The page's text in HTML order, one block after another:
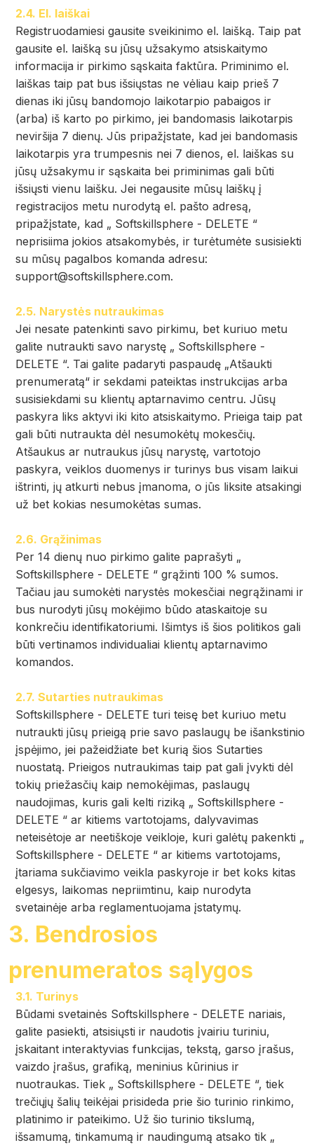
2.4. El. laiškai
Registruodamiesi gausite sveikinimo el. laišką. Taip pat
gausite el. laišką su jūsų užsakymo atsiskaitymo
informacija ir pirkimo sąskaita faktūra. Priminimo el.
laiškas taip pat bus išsiųstas ne vėliau kaip prieš 7
dienas iki jūsų bandomojo laikotarpio pabaigos ir
(arba) iš karto po pirkimo, jei bandomasis laikotarpis
neviršija 7 dienų. Jūs pripažįstate, kad jei bandomasis
laikotarpis yra trumpesnis nei 7 dienos, el. laiškas su
jūsų užsakymu ir sąskaita bei priminimas gali būti
išsiųsti vienu laišku. Jei negausite mūsų laiškų į
registracijos metu nurodytą el. pašto adresą,
pripažįstate, kad „ Softskillsphere - DELETE “
neprisiima jokios atsakomybės, ir turėtumėte susisiekti
su mūsų pagalbos komanda adresu:
support@softskillsphere.com.
2.5. Narystės nutraukimas
Jei nesate patenkinti savo pirkimu, bet kuriuo metu
galite nutraukti savo narystę „ Softskillsphere -
DELETE “. Tai galite padaryti paspaudę „Atšaukti
prenumeratą“ ir sekdami pateiktas instrukcijas arba
susisiekdami su klientų aptarnavimo centru. Jūsų
paskyra liks aktyvi iki kito atsiskaitymo. Prieiga taip pat
gali būti nutraukta dėl nesumokėtų mokesčių.
Atšaukus ar nutraukus jūsų narystę, vartotojo
paskyra, veiklos duomenys ir turinys bus visam laikui
ištrinti, jų atkurti nebus įmanoma, o jūs liksite atsakingi
už bet kokias nesumokėtas sumas.
2.6. Grąžinimas
Per 14 dienų nuo pirkimo galite paprašyti „
Softskillsphere - DELETE “ grąžinti 100 % sumos.
Tačiau jau sumokėti narystės mokesčiai negrąžinami ir
bus nurodyti jūsų mokėjimo būdo ataskaitoje su
konkrečiu identifikatoriumi. Išimtys iš šios politikos gali
būti vertinamos individualiai klientų aptarnavimo
komandos.
2.7. Sutarties nutraukimas
Softskillsphere - DELETE turi teisę bet kuriuo metu
nutraukti jūsų prieigą prie savo paslaugų be išankstinio
įspėjimo, jei pažeidžiate bet kurią šios Sutarties
nuostatą. Prieigos nutraukimas taip pat gali įvykti dėl
tokių priežasčių kaip nemokėjimas, paslaugų
naudojimas, kuris gali kelti riziką „ Softskillsphere -
DELETE “ ar kitiems vartotojams, dalyvavimas
neteisėtoje ar neetiškoje veikloje, kuri galėtų pakenkti „
Softskillsphere - DELETE “ ar kitiems vartotojams,
įtariama sukčiavimo veikla paskyroje ir bet koks kitas
elgesys, laikomas nepriimtinu, kaip nurodyta
svetainėje arba reglamentuojama įstatymų.
3. Bendrosios
prenumeratos sąlygos
3.1. Turinys
Būdami svetainės Softskillsphere - DELETE nariais,
galite pasiekti, atsisiųsti ir naudotis įvairiu turiniu,
įskaitant interaktyvias funkcijas, tekstą, garso įrašus,
vaizdo įrašus, grafiką, meninius kūrinius ir
nuotraukas. Tiek „ Softskillsphere - DELETE “, tiek
trečiųjų šalių teikėjai prisideda prie šio turinio rinkimo,
platinimo ir pateikimo. Už šio turinio tikslumą,
išsamumą, tinkamumą ir naudingumą atsako tik „